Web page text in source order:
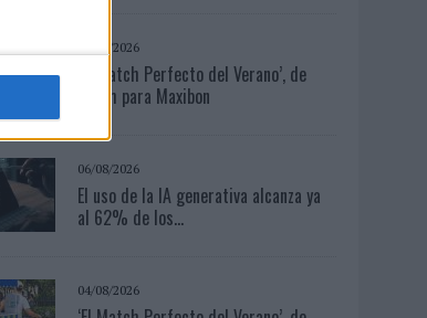
04/08/2026
‘El Match Perfecto del Verano’, de
Crush para Maxibon
06/08/2026
El uso de la IA generativa alcanza ya
al 62% de los...
04/08/2026